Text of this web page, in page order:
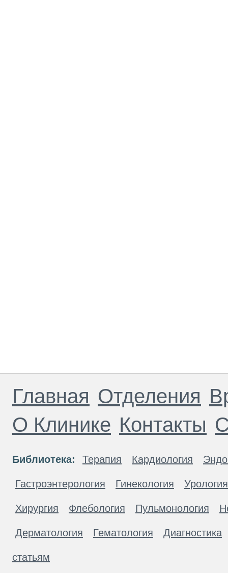
Главная Отделения
О Клинике Контакты
Библиотека: Терапия Кардиология
Гастроэнтерология Гинекология Урология
Хирургия Флебология Пульмонология
Дерматология Гематология Диагностика
статьям